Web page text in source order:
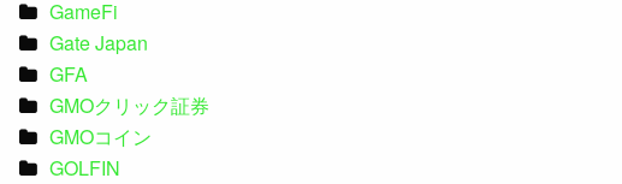
GameFi
Gate Japan
GFA
GMOクリック証券
GMOコイン
GOLFIN